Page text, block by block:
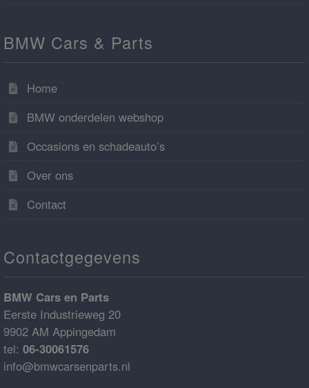
BMW Cars & Parts
Home
BMW onderdelen webshop
Occasions en schadeauto’s
Over ons
Contact
Contactgegevens
BMW Cars en Parts
Eerste Industrieweg 20
9902 AM Appingedam
tel: 06-30061576
info@bmwcarsenparts.nl